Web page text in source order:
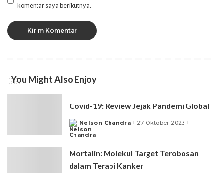
komentar saya berikutnya.
You Might Also Enjoy
Covid-19: Review Jejak Pandemi Global
Posted
by
Nelson Chandra 27 Oktober 2023
Mortalin: Molekul Target Terobosan
dalam Terapi Kanker